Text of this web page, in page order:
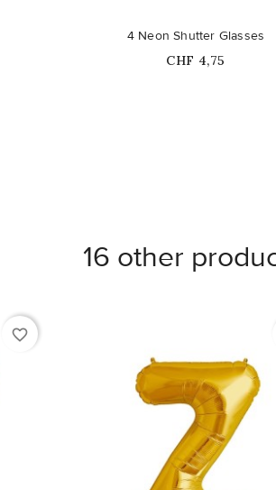
Nicht auf Lager
4 Neon Shutter Glasses
Price
CHF 4,75
16 other
favorite_border